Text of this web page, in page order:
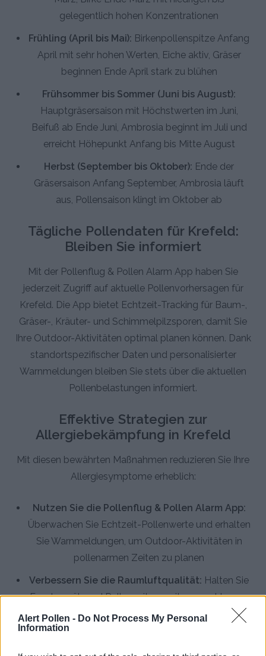
Alert Pollen - Do Not Process My Personal
Information
gelegentlich hohen Konzentrationen
Frühling (April bis Mai): Birkenpollenspitze Anfang
April mit sehr hohen Werten, Eiche aktiv, Gräser
beginnen Ende April stark zu blühen
Frühsommer bis Sommer (Juni bis August):
Hauptgräsersaison mit Höchstwerten im Juni,
Beifuß ab Ende Juni, Ambrosia beginnt im Juli und
erreicht Höhepunkt Anfang bis Mitte August
Herbst (September bis Oktober): Ende der
Gräsersaison Anfang September, Ambrosia läuft
aus, Pollensaison klingt im Oktober ab
Tägliche Pollendaten für Krefeld:
Bleiben Sie informiert
Mit der Pollenflug & Pollen Alarm App haben Sie
jederzeit Zugriff auf aktuelle Pollenvorhersagen für
Krefeld. Die App bietet Echtzeit-Tracking für Baum-,
Gräser-, Kräuter- und Schimmelpilzsporen, damit Sie
Ihre Outdoor-Aktivitäten optimal planen können. Dank
standortspezifischer Daten und personalisierter
Warnmeldungen bleiben Sie stets über die aktuellen
Pollenbelastungen informiert.
Effektive Strategien zur
Allergiebekämpfung in Krefeld
Mit diesen bewährten Maßnahmen reduzieren Sie Ihre
Allergiesymptome erheblich:
Nutzen Sie die Pollenflug & Pollen Alarm App:
Überwachen Sie Echtzeit-Pollenwerte und erhalten
Sie Warnmeldungen, um Outdoor-Aktivitäten in
pollenarmen Zeiten zu planen
Verbessern Sie die Raumluftqualität: Halten Sie
Fenster während Pollenspitzenzeiten geschlossen
und lüften Sie nach Regenfällen oder abends
abends und waschen Sie Ihre Haare, um Pollen zu